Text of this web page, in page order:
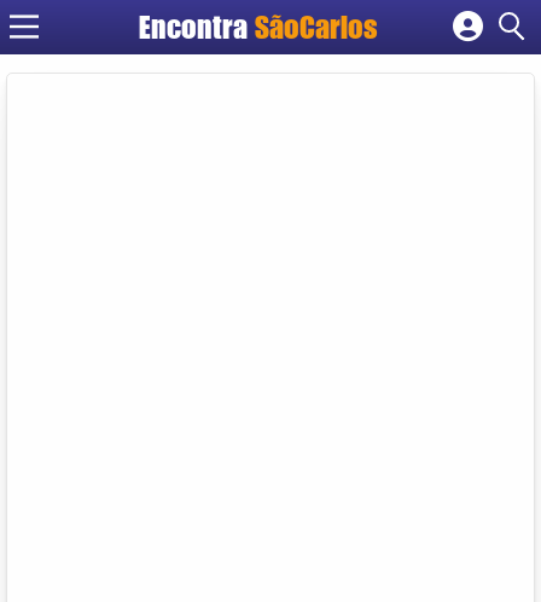
EncontraSãoCarlos
Cadastrar empresa